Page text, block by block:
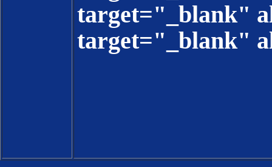
target="_blank"
target="_blank"